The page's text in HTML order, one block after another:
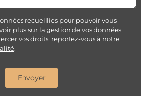
recueillies pour pouvoir vous
plus sur la gestion de vos données
vos droits, reportez-vous à notre
.
Envoyer